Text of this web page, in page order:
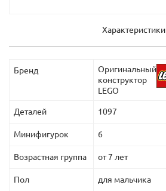
Характеристики
Бренд
Оригинальный
конструктор
LEGO
Деталей 1097
Минифигурок 6
Возрастная группа от 7 лет
Пол для мальчика